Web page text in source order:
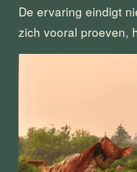
De ervaring eindigt
zich vooral proeven,